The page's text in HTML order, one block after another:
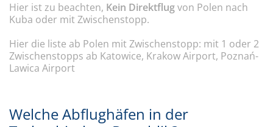
Hier ist zu beachten, Kein Direktflugvon Polen nach
Kuba oder mit Zwischenstopp.
Hier die liste ab Polen mit Zwischenstopp: mit 1 oder 2
Zwischenstopps ab Katowice, Krakow Airport, Poznań-
Lawica Airport
Welche Abflughäfen in der